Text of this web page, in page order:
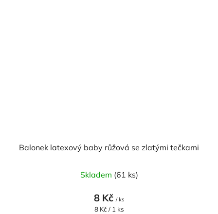
Balonek latexový baby růžová se zlatými tečkami
Skladem (61 ks)
8 Kč / ks
Měrná
8 Kč / 1 ks